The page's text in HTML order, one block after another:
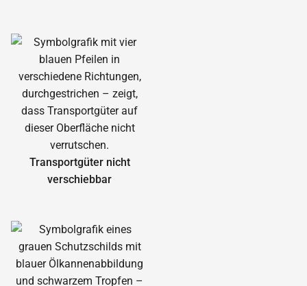
Transportgüter nicht
verschiebbar